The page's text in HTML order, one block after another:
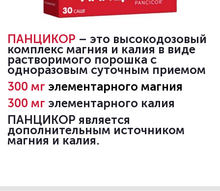
ПАНЦИКОР – это высокодозовый
комплекс магния и калия в виде
растворимого порошка с
одноразовым суточным приемом
300 мг элементарного магния
300 мг элементарного калия
ПАНЦИКОР является
дополнительным источником
магния и калия.